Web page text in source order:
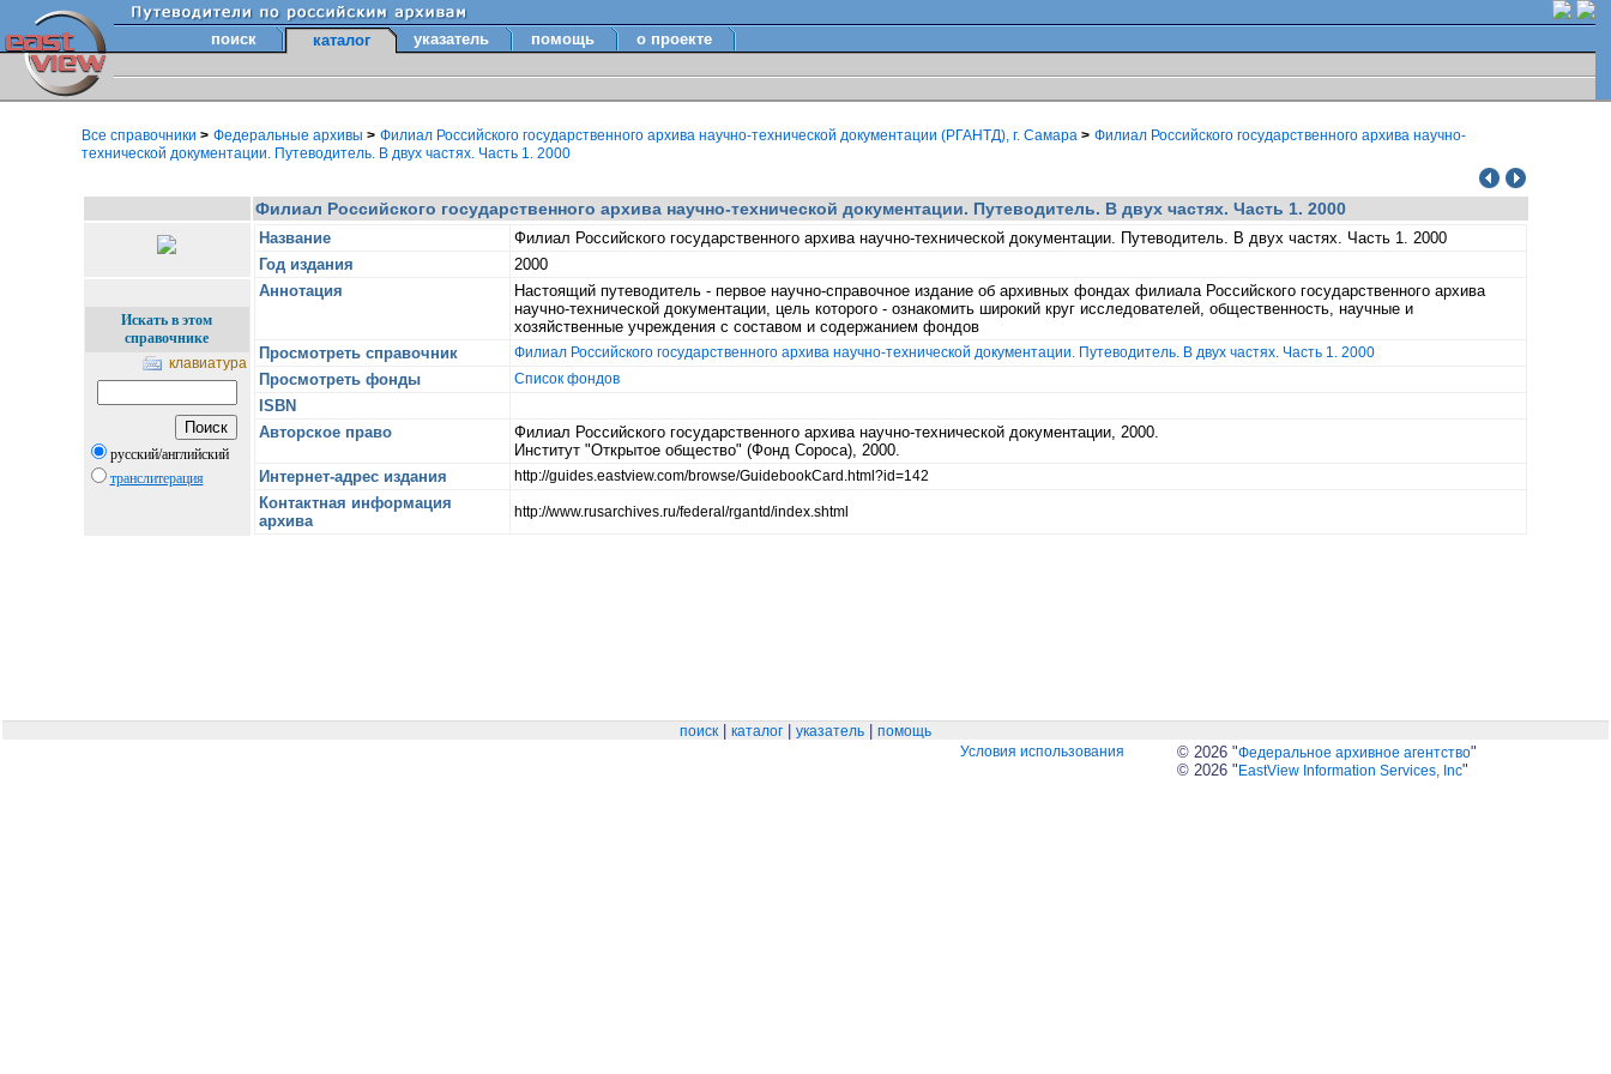
поиск каталог указатель помощь о проекте
Все справочники > Федеральные архивы > Филиал Российского государственного архива научно-технической документации (РГАНТД), г. Самара > Филиал Российского государственного архива научно-
технической документации. Путеводитель. В двух частях. Часть 1. 2000
Филиал Российского государственного архива научно-технической документации. Путеводитель. В двух частях. Часть 1. 2000
Название
Филиал Российского государственного архива научно-технической документации. Путеводитель. В двух частях. Часть 1. 2000
Год издания
2000
Аннотация
Настоящий путеводитель - первое научно-справочное издание об архивных фондах филиала Российского государственного архива
научно-технической документации, цель которого - ознакомить широкий круг исследователей, общественность, научные и
хозяйственные учреждения с составом и содержанием фондов
Просмотреть справочник
Филиал Российского государственного архива научно-технической документации. Путеводитель. В двух частях. Часть 1. 2000
Просмотреть фонды Список фондов
ISBN
Авторское право
Филиал Российского государственного архива научно-технической документации, 2000.
Институт "Открытое общество" (Фонд Сороса), 2000.
Интернет-адрес издания
http://guides.eastview.com/browse/GuidebookCard.html?id=142
Контактная информация
архива
http://www.rusarchives.ru/federal/rgantd/index.shtml
Искать в этом
справочнике
клавиатура
русский/английский
транслитерация
поиск каталог указатель
помощь
Условия использования
© 2026 "Федеральное архивное агентство"
© 2026 " EastView Information Services, Inc"